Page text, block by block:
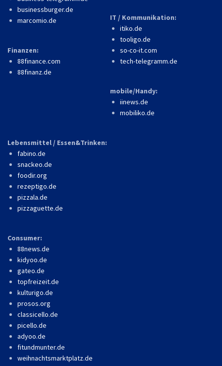
businessburger.de
marcomio.de
Finanzen:
88finance.com
88finanz.de
IT / Kommunikation:
itiko.de
tooligo.de
so-co-it.com
tech-telegramm.de
mobile/Handy:
iinews.de
mobiliko.de
Lebensmittel / Essen&Trinken:
fabino.de
snackeo.de
foodir.org
rezeptigo.de
pizzala.de
pizzaguette.de
Consumer:
88news.de
kidyoo.de
gateo.de
topfreizeit.de
kulturigo.de
prosos.org
classicello.de
picello.de
adyoo.de
fitundmunter.de
weihnachtsmarktplatz.de